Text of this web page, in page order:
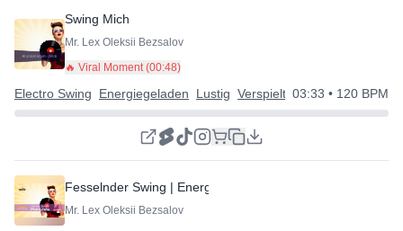
Swing Mich
Mr. Lex Oleksii Bezsalov
🔥 Viral Moment (00:48)
Electro Swing Energiegeladen Lustig Verspielt | Eigenartig |
03:33 • 120 BPM
Fesselnder Swing | Energetischer Spaß
Mr. Lex Oleksii Bezsalov